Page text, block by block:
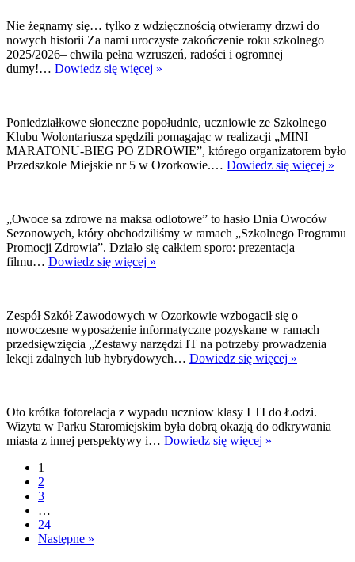
Nie żegnamy się… tylko z wdzięcznością otwieramy drzwi do
nowych historii Za nami uroczyste zakończenie roku szkolnego
2025/2026– chwila pełna wzruszeń, radości i ogromnej
dumy!… Dowiedz się więcej »
Poniedziałkowe słoneczne popołudnie, uczniowie ze Szkolnego
Klubu Wolontariusza spędzili pomagając w realizacji „MINI
MARATONU-BIEG PO ZDROWIE”, którego organizatorem było
Przedszkole Miejskie nr 5 w Ozorkowie.… Dowiedz się więcej »
„Owoce sa zdrowe na maksa odlotowe” to hasło Dnia Owoców
Sezonowych, który obchodziliśmy w ramach „Szkolnego Programu
Promocji Zdrowia”. Działo się całkiem sporo: prezentacja
filmu… Dowiedz się więcej »
Zespół Szkół Zawodowych w Ozorkowie wzbogacił się o
nowoczesne wyposażenie informatyczne pozyskane w ramach
przedsięwzięcia „Zestawy narzędzi IT na potrzeby prowadzenia
lekcji zdalnych lub hybrydowych… Dowiedz się więcej »
szkole
Oto krótka fotorelacja z wypadu uczniow klasy I TI do Łodzi.
Wizyta w Parku Staromiejskim była dobrą okazją do odkrywania
miasta z innej perspektywy i… Dowiedz się więcej »
1
2
3
…
24
Następne »